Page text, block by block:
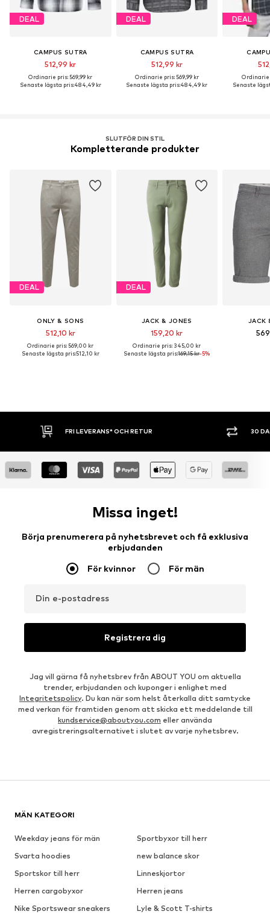
DEAL
CAMPUS SUTRA
512,99 kr
Ordinarie pris: 569,99 kr
Senaste lägsta pris:484,49 kr
DEAL
CAMPUS SUTRA
512,99 kr
Ordinarie pris: 569,99 kr
Senaste lägsta pris:484,49 kr
DEAL
Ordinarie
Senaste
SLUTFÖR DIN STIL
Kompletterande produkter
DEAL
ONLY & SONS
512,10 kr
Ordinarie pris: 569,00 kr
Senaste lägsta pris:512,10 kr
DEAL
JACK & JONES
159,20 kr
Ordinarie pris: 345,00 kr
Senaste lägsta pris:169,15 kr-5%
JACK
30 DAGARS ÖPPET KÖP
Missa inget!
Börja prenumerera på nyhetsbrevet och få exklusiva
erbjudanden
För kvinnor För män
Din e-postadress
Registrera dig
Jag vill gärna få nyhetsbrev från ABOUT YOU om aktuella
trender, erbjudanden och kuponger i enlighet med
Integritetspolicy. Du kan när som helst återkalla ditt samtycke
med verkan för framtiden genom att skicka ett meddelande till
kundservice@aboutyou.com eller använda
avregistreringsalternativet i slutet av varje nyhetsbrev.
MÄN KATEGORI
Weekday jeans för män
Sportbyxor till herr
Svarta hoodies
new balance skor
Sportskor till herr
Linneskjortor
Herren cargobyxor
Herren jeans
Nike Sportswear sneakers
Lyle & Scott T-shirts